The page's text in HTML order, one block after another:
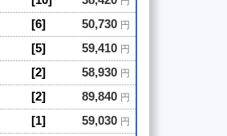
[6] 50,730 円
[5] 59,410 円
[2] 58,930 円
[2] 89,840 円
[1] 59,030 円